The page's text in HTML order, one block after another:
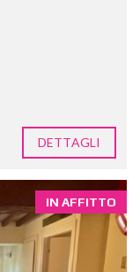
DETTAGLI
IN AFFITTO